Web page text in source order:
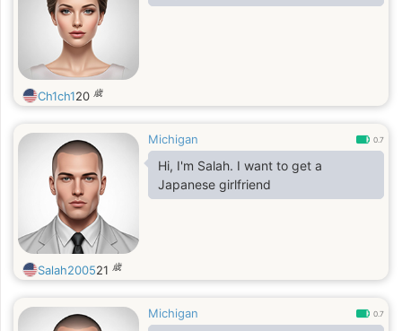
Ch1ch120 歳
Michigan 0.7
Hi, I'm Salah. I want to get a
Japanese girlfriend
Salah200521 歳
Michigan 0.7